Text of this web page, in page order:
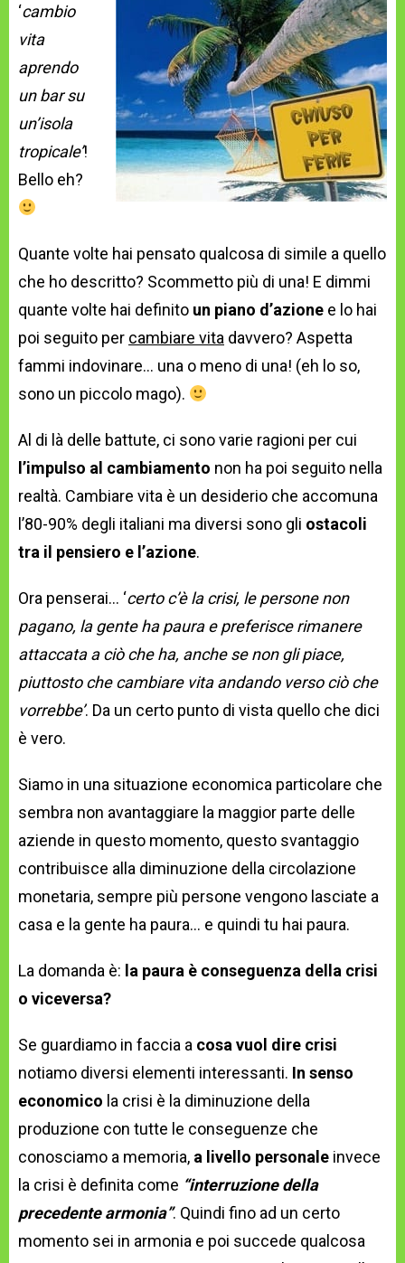
‘cambio
vita
aprendo
un bar su
un’isola
tropicale’!
Bello eh?
Quante volte hai pensato qualcosa di simile a quello
che ho descritto? Scommetto più di una! E dimmi
quante volte hai definito un piano d’azione e lo hai
poi seguito per cambiare vita davvero? Aspetta
fammi indovinare… una o meno di una! (eh lo so,
sono un piccolo mago).
Al di là delle battute, ci sono varie ragioni per cui
l’impulso al cambiamento non ha poi seguito nella
realtà. Cambiare vita è un desiderio che accomuna
l’80-90% degli italiani ma diversi sono gli ostacoli
tra il pensiero e l’azione.
Ora penserai… ‘certo c’è la crisi, le persone non
pagano, la gente ha paura e preferisce rimanere
attaccata a ciò che ha, anche se non gli piace,
piuttosto che cambiare vita andando verso ciò che
vorrebbe’. Da un certo punto di vista quello che dici
è vero.
Siamo in una situazione economica particolare che
sembra non avantaggiare la maggior parte delle
aziende in questo momento, questo svantaggio
contribuisce alla diminuzione della circolazione
monetaria, sempre più persone vengono lasciate a
casa e la gente ha paura… e quindi tu hai paura.
La domanda è: la paura è conseguenza della crisi
o viceversa?
Se guardiamo in faccia a cosa vuol dire crisi
notiamo diversi elementi interessanti. In senso
economico la crisi è la diminuzione della
produzione con tutte le conseguenze che
conosciamo a memoria, a livello personale invece
la crisi è definita come “interruzione della
precedente armonia”. Quindi fino ad un certo
momento sei in armonia e poi succede qualcosa